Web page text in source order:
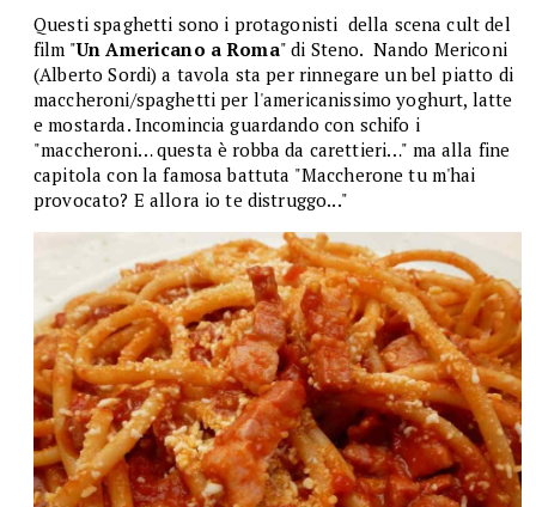
Questi spaghetti sono i protagonisti della scena cult del
film "Un Americano a Roma" di Steno. Nando Mericoni
(Alberto Sordi) a tavola sta per rinnegare un bel piatto di
maccheroni/spaghetti per l'americanissimo yoghurt, latte
e mostarda. Incomincia guardando con schifo i
"maccheroni… questa è robba da carettieri…" ma alla fine
capitola con la famosa battuta "Maccherone tu m'hai
provocato? E allora io te distruggo..."